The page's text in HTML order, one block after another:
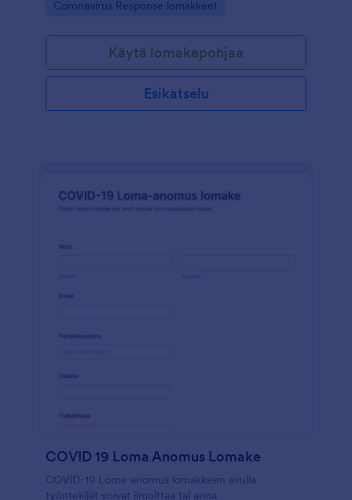
Go to Category:
Coronavirus Response lomakkeet
Käytä lomakepohjaa
Esikatselu
COVID 19 Loma Anomus Lomake
COVID-19 Loma-anomus lomakkeen avulla
työntekijät voivat ilmoittaa tai anoa